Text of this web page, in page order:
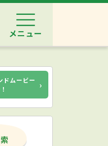
メニュー
ドムービー
›